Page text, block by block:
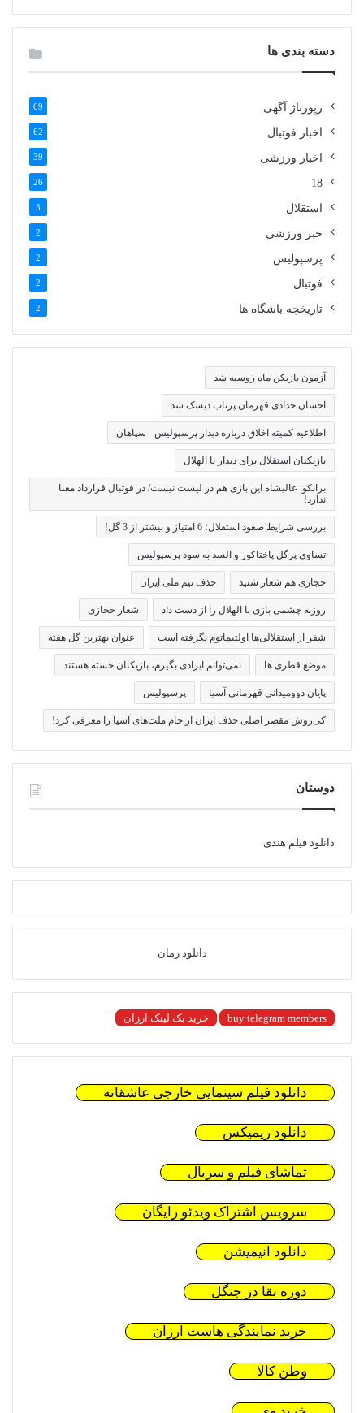
دسته بندی ها
رپورتاژ آگهی 69
اخبار فوتبال 62
اخبار ورزشی 39
18
26
استقلال 3
خبر ورزشی 2
پرسپولیس 2
فوتبال 2
تاریخچه باشگاه ها 2
آزمون بازیکن ماه روسیه شد
احسان حدادی قهرمان پرتاب دیسک شد
اطلاعیه کمیته اخلاق درباره دیدار پرسپولیس - سپاهان
بازیکنان استقلال برای دیدار با الهلال
برانکو: عالیشاه این بازی هم در لیست نیست/ در فوتبال قرارداد معنا
ندارد!
بررسی شرایط صعود استقلال؛ 6 امتیاز و بیشتر از 3 گل!
تساوی پرگل پاختاکور و السد به سود پرسپولیس
حجازی هم شعار شنید حذف تیم ملی ایران
روزبه چشمی بازی با الهلال را از دست داد شعار حجازی
شفر از استقلالی‌ها اولتیماتوم نگرفته است عنوان بهترین گل هفته
موضع قطری ها نمی‌توانم ایرادی بگیرم، بازیکنان خسته هستند
پایان دوومیدانی قهرمانی آسیا پرسپولیس
کی‌روش مقصر اصلی حذف ایران از جام ملت‌های آسیا را معرفی کرد!
دوستان
دانلود فیلم هندی
دانلود رمان
buy telegram members خرید بک لینک ارزان
دانلود فیلم سینمایی خارجی عاشقانه
دانلود ریمیکس
تماشای فیلم و سریال
سرویس اشتراک ویدئو رایگان
دانلود انیمیشن
دوره بقا در جنگل
خرید نمایندگی هاست ارزان
وطن کالا